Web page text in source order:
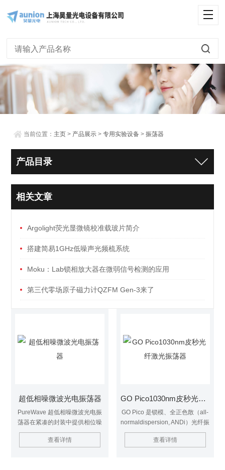
当前位置： 主页 > 产品展示 >专用实验设备 >振荡器
产品目录
相关文章
Argolight荧光显微镜校准载玻片简介
搭建简易1GHz低噪声光频梳系统
Moku：Lab锁相放大器在微弱信号检测的应用
第三代零场原子磁力计QZFM Gen-3来了
超低相噪微波光电振荡器
PureWave 超低相噪微波光电振
荡器在紧凑的封装中提供相位噪
声、频率稳定性和信号纯度，无
需外部激光源。PureWave 具有
查看详情
GO Pico1030nm皮秒光纤激光振荡器
GO Pico 是锁模、全正色散（all-
normaldispersion, ANDi）光纤振
荡器。锁模通过非线性偏振旋转
实现。 坚固耐用的设计保证了的
查看详情